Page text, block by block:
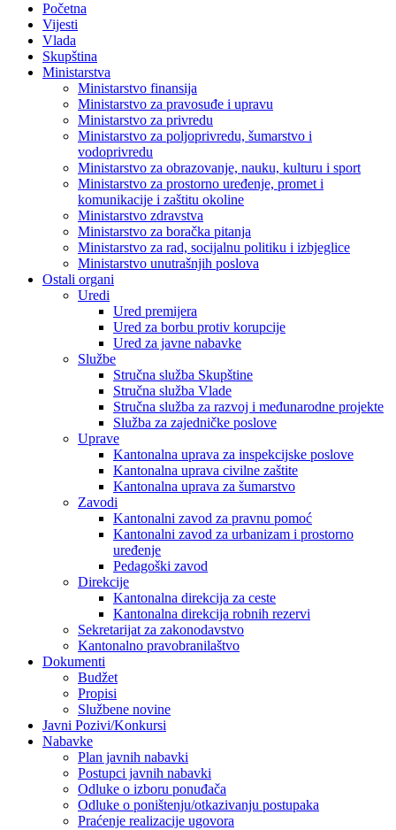
Početna
Vijesti
Vlada
Skupština
Ministarstva
Ministarstvo finansija
Ministarstvo za pravosuđe i upravu
Ministarstvo za privredu
Ministarstvo za poljoprivredu, šumarstvo i
vodoprivredu
Ministarstvo za obrazovanje, nauku, kulturu i sport
Ministarstvo za prostorno uređenje, promet i
komunikacije i zaštitu okoline
Ministarstvo zdravstva
Ministarstvo za boračka pitanja
Ministarstvo za rad, socijalnu politiku i izbjeglice
Ministarstvo unutrašnjih poslova
Ostali organi
Uredi
Ured premijera
Ured za borbu protiv korupcije
Ured za javne nabavke
Službe
Stručna služba Skupštine
Stručna služba Vlade
Stručna služba za razvoj i međunarodne projekte
Služba za zajedničke poslove
Uprave
Kantonalna uprava za inspekcijske poslove
Kantonalna uprava civilne zaštite
Kantonalna uprava za šumarstvo
Zavodi
Kantonalni zavod za pravnu pomoć
Kantonalni zavod za urbanizam i prostorno
uređenje
Pedagoški zavod
Direkcije
Kantonalna direkcija za ceste
Kantonalna direkcija robnih rezervi
Sekretarijat za zakonodavstvo
Kantonalno pravobranilaštvo
Dokumenti
Budžet
Propisi
Službene novine
Javni Pozivi/Konkursi
Nabavke
Plan javnih nabavki
Postupci javnih nabavki
Odluke o izboru ponuđača
Odluke o poništenju/otkazivanju postupaka
Praćenje realizacije ugovora